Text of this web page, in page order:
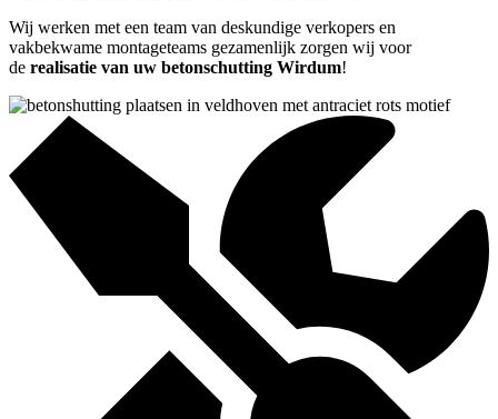
Wij werken met een team van deskundige verkopers en
vakbekwame montageteams gezamenlijk zorgen wij voor
de realisatie van uw betonschutting Wirdum!